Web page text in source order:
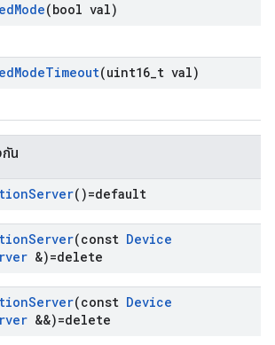
Mode(bool val)
ModeTimeout(uint16 t val)
น
Server()=default
Server(const Device
&)=delete
Server(const Device
&&)=delete